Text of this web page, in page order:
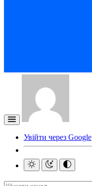
Увійти через Google